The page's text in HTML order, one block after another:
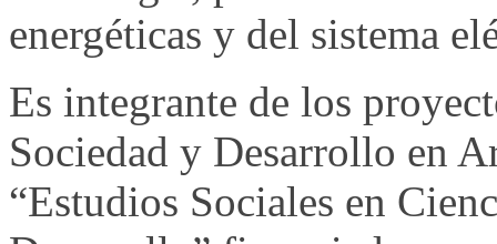
energéticas y del sistema
Es integrante de los
Sociedad y Desarrollo en
“Estudios Sociales en